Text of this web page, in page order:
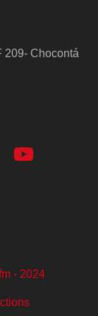
209- Chocontá
- 2024